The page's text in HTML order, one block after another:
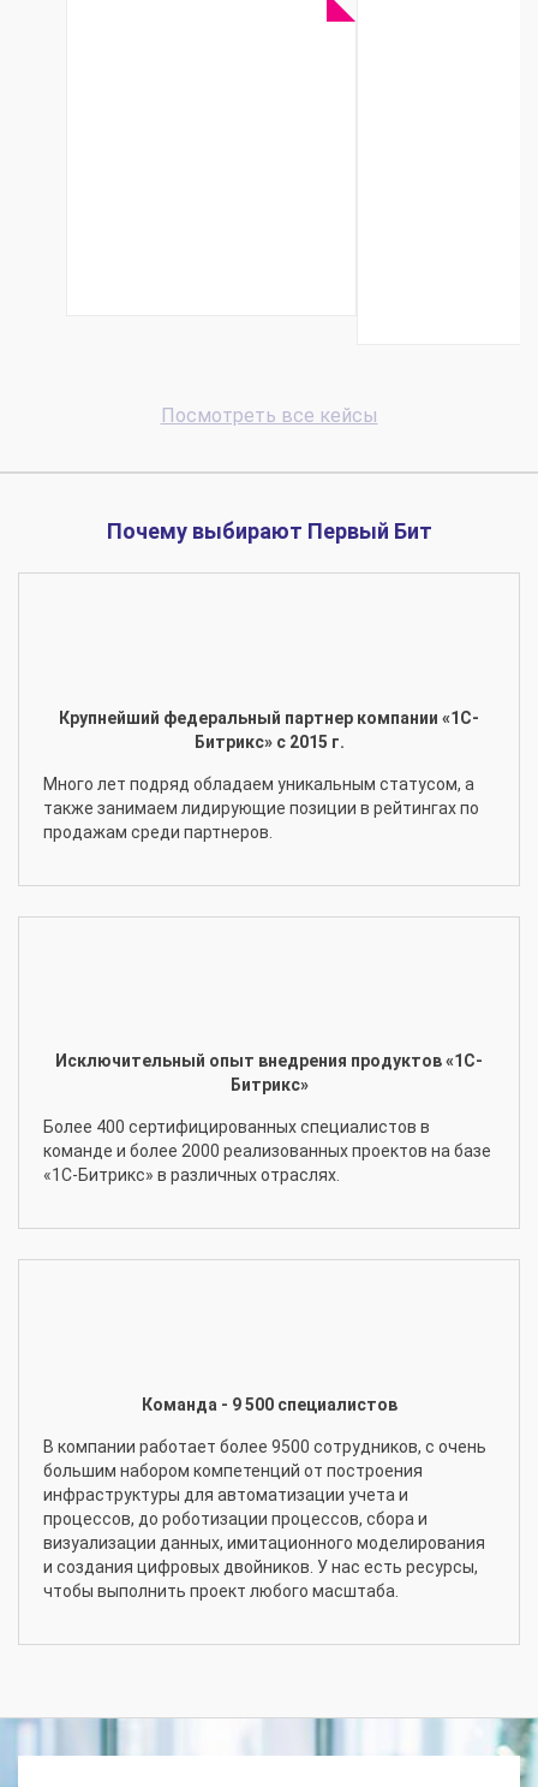
Посмотреть все кейсы
Почему выбирают Первый Бит
Крупнейший федеральный партнер компании «1С-
Битрикс» с 2015 г.
Много лет подряд обладаем уникальным статусом, а
также занимаем лидирующие позиции в рейтингах по
продажам среди партнеров.
Исключительный опыт внедрения продуктов «1С-
Битрикс»
Более 400 сертифицированных специалистов в
команде и более 2000 реализованных проектов на базе
«1С-Битрикс» в различных отраслях.
Команда - 9 500 специалистов
В компании работает более 9500 сотрудников, с очень
большим набором компетенций от построения
инфраструктуры для автоматизации учета и
процессов, до роботизации процессов, сбора и
визуализации данных, имитационного моделирования
и создания цифровых двойников. У нас есть ресурсы,
чтобы выполнить проект любого масштаба.